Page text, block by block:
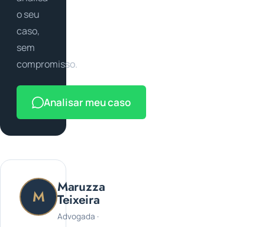
o seu
caso,
sem
compromisso.
Analisar meu caso
M Maruzza
Teixeira
Advogada ·